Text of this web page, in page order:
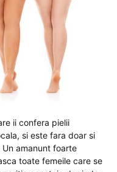
ii confera pielii
si este fara doar si
Un amanunt foarte
toate femeile care se